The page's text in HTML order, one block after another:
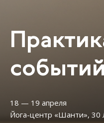
18 — 19 апреля
Йога-центр «Шанти», 30